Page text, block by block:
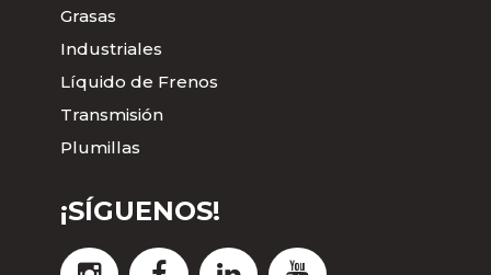
Grasas
Industriales
Líquido de Frenos
Transmisión
Plumillas
¡SÍGUENOS!